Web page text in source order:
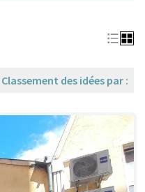
Classement des idées par :